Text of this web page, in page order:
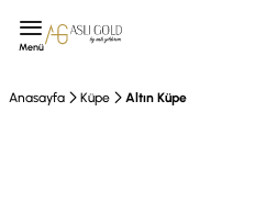
Menü
Anasayfa Küpe Altın Küpe